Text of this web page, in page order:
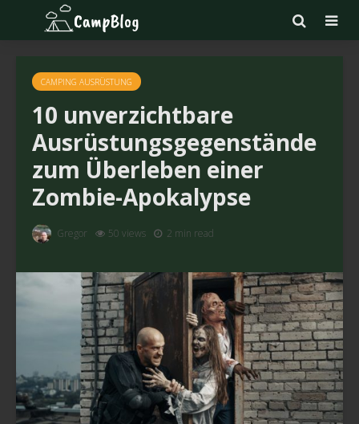
CAMPING AUSRÜSTUNG
10 unverzichtbare
Ausrüstungsgegenstände
zum Überleben einer
Zombie-Apokalypse
Gregor 50 views 2 min read